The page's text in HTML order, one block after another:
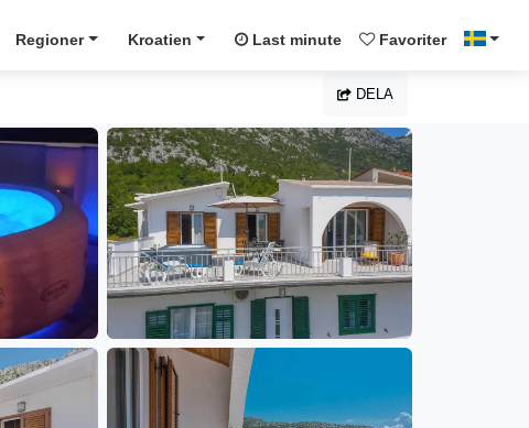
Regioner Kroatien Last minute Favoriter
DELA